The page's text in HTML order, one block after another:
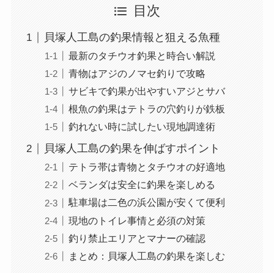
目次
貝塚人工島の釣果情報と狙える魚種
最新のタチウオ釣果と時合い解説
青物はアジのノマセ釣りで攻略
サビキで釣果が出やすいアジとサバ
根魚の釣果はテトラの穴釣りが鉄板
釣れない時に試したい現地調達術
貝塚人工島の釣果を伸ばすポイント
テトラ帯は青物とタチウオの好適地
ベランダは安全に釣果を楽しめる
駐車場は二色の浜公園が安くて便利
現地のトイレ事情と必須の対策
釣り禁止エリアとマナーの確認
まとめ：貝塚人工島の釣果を楽しむ